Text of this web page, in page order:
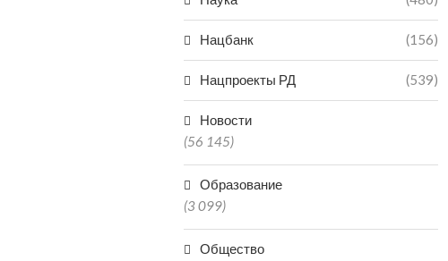
Нацбанк (156)
Нацпроекты РД (539)
Новости
(56 145)
Образование
(3 099)
Общество